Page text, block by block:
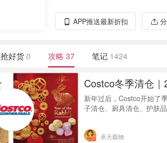
APP推送最新折扣
抢好货0 攻略 37 笔记 1424
Costco冬季清仓
新年过后，Costco开始了
子清仓、厨具清仓、护肤
节日剩下没卖完的零食礼
的店可能价格会更低。二.
承天载物